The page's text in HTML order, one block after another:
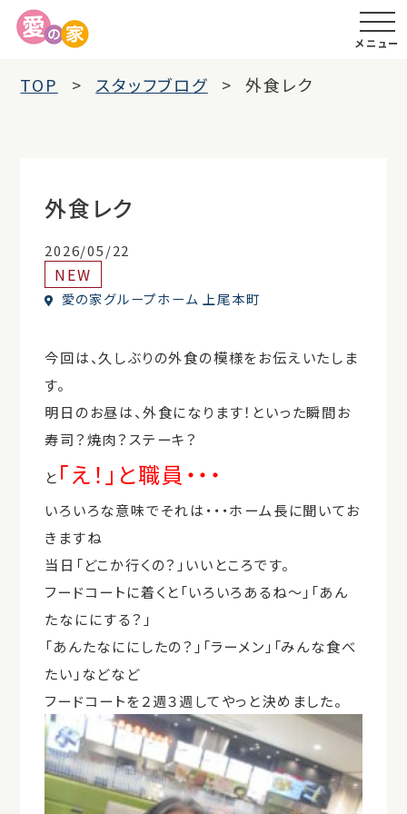
メニュー
TOP スタッフブログ 外食レク
外食レク
2026/05/22
NEW
愛の家グループホーム 上尾本町
今回は、久しぶりの外食の模様をお伝えいたしま
す。
明日のお昼は、外食になります！といった瞬間お
寿司？焼肉？ステーキ？
と 「え！」と職員・・・
いろいろな意味でそれは・・・ホーム長に聞いてお
きますね
当日「どこか行くの？」いいところです。
フードコートに着くと「いろいろあるね～」「あん
たなににする？」
「あんたなににしたの？」「ラーメン」「みんな食べ
たい」などなど
フードコートを２週３週してやっと決めました。